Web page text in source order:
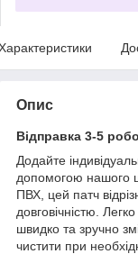
Опис
Відправка 3-5
Додайте
допомогою нашого
ПВХ, цей патч
довговічністю.
швидко та зручно
чистити при